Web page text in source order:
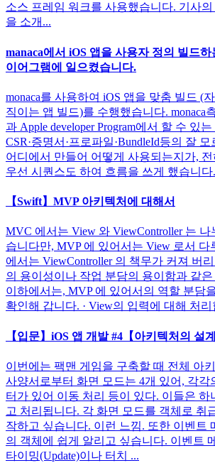
소스 프레임 워크를 사용했습니다. 기사
을 소개...
manaca에서 iOS 앱을 사용자 정의 빌드
이어그램에 일으켰습니다.
monaca를 사용하여 iOS 앱을 맞춤 빌드 (
직이는 앱 빌드)를 수행했습니다. monaca
과 Apple developer Program에서 할 수 있
CSR·증명서·프로파일·BundleId등의 잘
어디에서 만들어 어떻게 사용되는지가,
우선 시퀀스도 하여 흐름을 쓰게 했습니
【Swift】MVP 아키텍처에 대해서
MVC 에서는 View 와 ViewController 는
습니다만, MVP 에 있어서는 View 로서 다
에서는 ViewController 의 책무가 커져 버
의 용이성이나 작업 분담의 용이함과 같
이하에서는, MVP 에 있어서의 역할 분담
확인해 갑니다. · View의 입력에 대해 처리
【입문】iOS 앱 개발 #4【아키텍처의 설계
이번에는 팩맨 게임을 구축할 때 전체 아
사양서로부터 화면 모드는 4개 있어, 각각
터가 있어 이동 처리 등이 있다. 이들은 하
고 처리됩니다. 각 화면 모드를 객체로 취
작하고 싶습니다. 이런 느낌. 또한 이벤트
의 객체에 쉽게 알리고 싶습니다. 이벤트
타이밍(Update)이나 터치 ...